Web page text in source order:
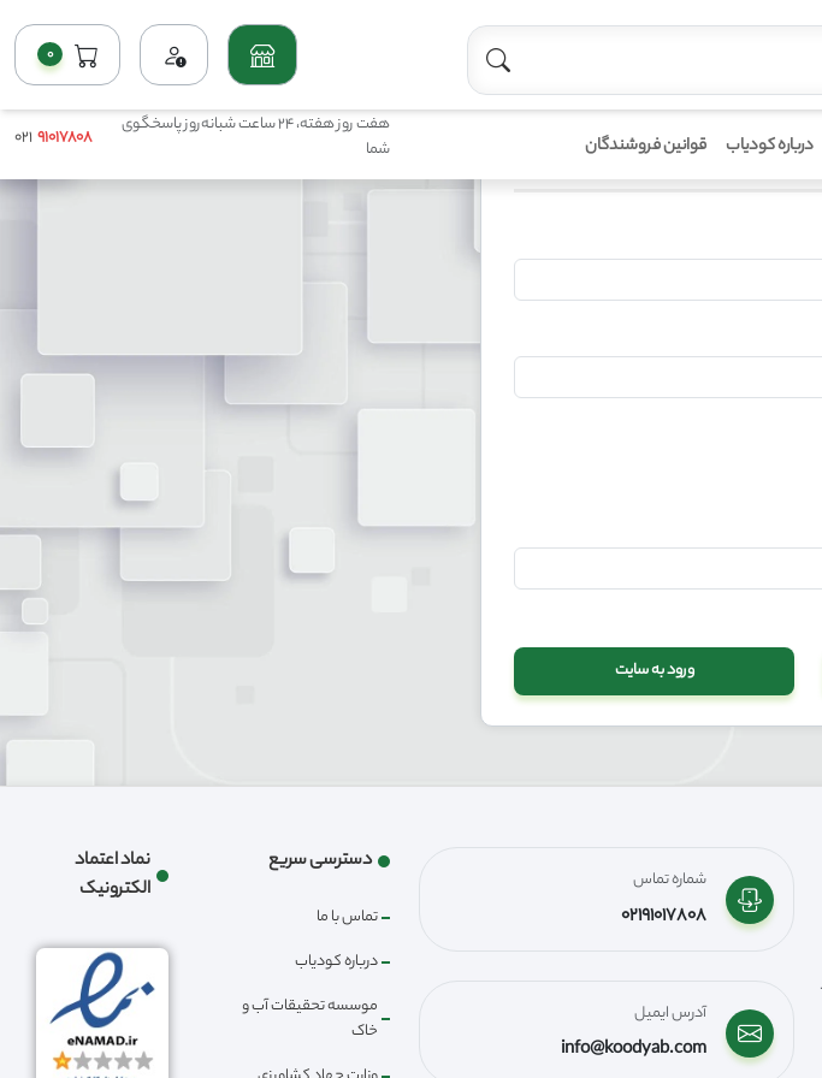
0
درباره کودیاب قوانین فروشندگان
هفت روز هفته، 24 ساعت شبانه‌روز پاسخگوی
شما
91017808
021
ورود به سایت
شماره تماس
02191017808
آدرس ایمیل
info@koodyab.com
دسترسی سریع
تماس با ما
درباره کودیاب
موسسه تحقیقات آب و
خاک
نماد اعتماد
الکترونیک